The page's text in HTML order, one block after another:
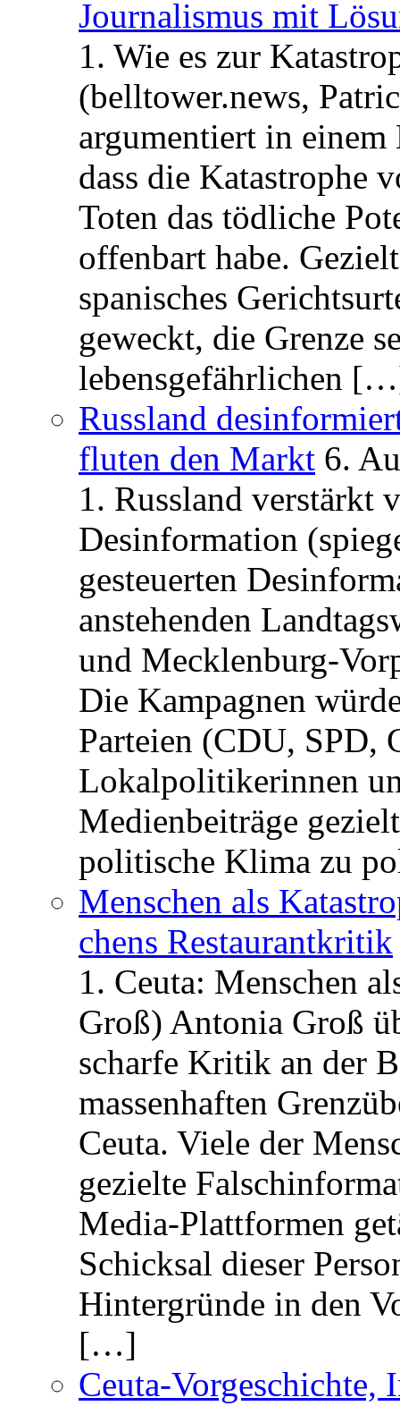
Journalismus mit
1. Wie es zur
(belltower.news,
argumentiert in
dass die Katastrophe
Toten das tödliche
offenbart habe.
spanisches
geweckt, die Grenze
lebensgefährlichen
Russland
fluten den Markt 6.
1. Russland verstärkt
Desinformation
gesteuerten
anstehenden
und Mecklenburg-
Die Kampagnen
Parteien (CDU, SPD,
Lokalpolitikerinnen
Medienbeiträge
politische Klima zu
Menschen als
chens Restau­rant­kritik
1. Ceuta: Menschen
Groß) Antonia Groß
scharfe Kritik an der
massenhaften
Ceuta. Viele der
gezielte
Media-Plattformen
Schicksal dieser
Hintergründe in den
[…]
Ceuta-Vorgeschichte,